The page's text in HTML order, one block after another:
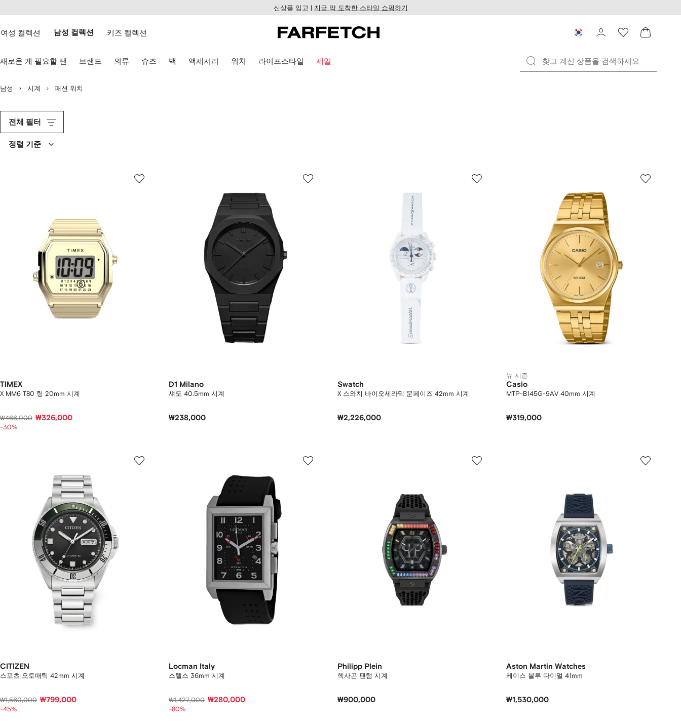
건
너
기
웹
근
신상품 입고 | 지금 막 도착한 스타일 쇼핑하기
여성 컬렉션 남성 컬렉션 키즈 컬렉션
새로운 게 필요할 땐 브랜드 의류 슈즈 백 액세서리 워치 라이프스타일 세일
남성 시계 패션 워치
전체 필터
정렬 기준
TIMEX
X MM6 T80 링 20mm 시계
₩466,000 ₩326,000
-30%
D1 Milano
섀도 40.5mm 시계
₩238,000
Swatch
X 스와치 바이오세라믹 문페이즈 42mm 시계
₩2,226,000
뉴 시즌
Casio
MTP-B145G-9AV 40mm 시계
₩319,000
CITIZEN
스포츠 오토매틱 42mm 시계
₩1,560,000 ₩799,000
-45%
Locman Italy
스텔스 36mm 시계
₩1,427,000 ₩280,000
-80%
Philipp Plein
헥사곤 팬텀 시계
₩900,000
Aston Martin Watches
케이스 블루 다이얼 41mm
₩1,530,000